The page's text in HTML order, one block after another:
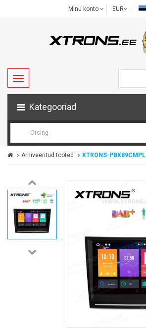
Minu konto EUR
Kategooriad
Arhiveeritud tooted XTRONS-PBX89CMPL